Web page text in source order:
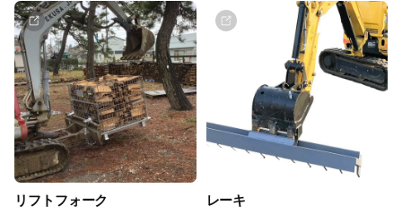
機）×20%＝400kg
の2穴はありません ・ツカミ目安
自重（例：2t機）×10%＝200kg
・3トン未満機のみご用意しており
リフトフォーク レーキ